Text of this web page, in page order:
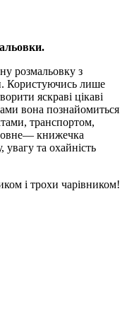
розмальовку з
Користуючись лише
яскраві цікаві
вона познайомиться
транспортом,
книжечка
та охайність
і трохи чарівником!